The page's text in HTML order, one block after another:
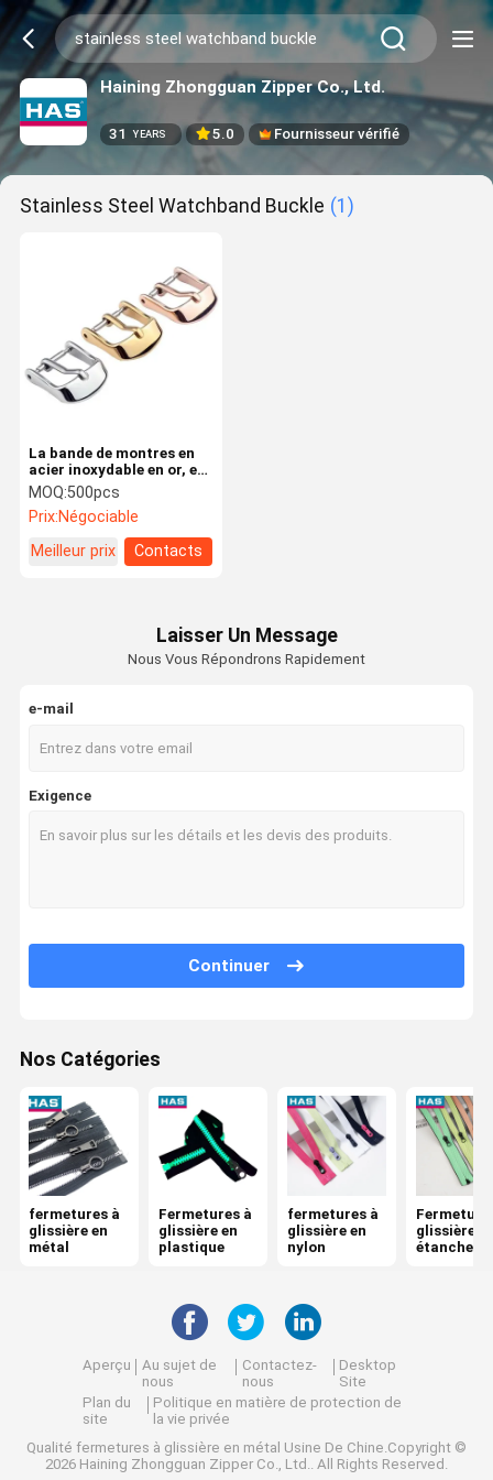
Haining Zhongguan Zipper Co., Ltd.
31 YEARS 5.0 Fournisseur vérifié
Stainless Steel Watchband Buckle (1)
La bande de montres en
acier inoxydable en or, en
argent, en noir et en or
MOQ:500pcs
Prix:Négociable
Meilleur prix
Contacts
Laisser Un Message
Nous Vous Répondrons Rapidement
e-mail
Exigence
Continuer
Nos Catégories
fermetures à
glissière en
métal
Fermetures à
glissière en
plastique
fermetures à
glissière en
nylon
glissière
étanches
Aperçu
Au sujet de
nous
Contactez-
nous
Desktop
Site
Plan du
site
Politique en matière de protection de
la vie privée
Qualité fermetures à glissière en métal Usine De Chine.Copyright ©
2026 Haining Zhongguan Zipper Co., Ltd.. All Rights Reserved.